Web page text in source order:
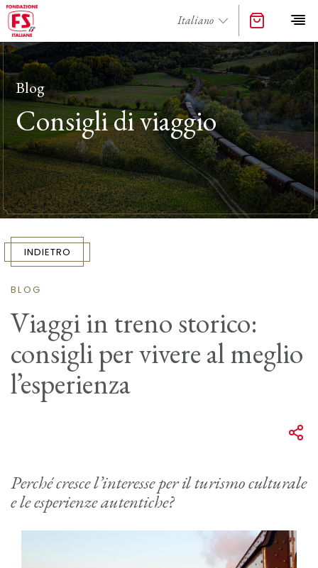
Blog
Consigli di viaggio
INDIETRO
BLOG
Viaggi in treno storico:
consigli per vivere al meglio
l’esperienza
Perché cresce l’interesse per il turismo culturale
e le esperienze autentiche?